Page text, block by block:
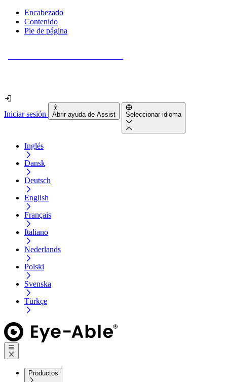
Encabezado
Contenido
Pie de página
Iniciar sesión Abrir ayuda de Assist Seleccionar idioma
Inglés
Dansk
Deutsch
English
Français
Italiano
Nederlands
Polski
Svenska
Türkçe
Productos